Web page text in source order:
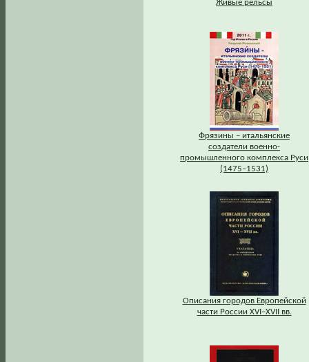
Живые рельсы
Фрязины – итальянские
создатели военно-
промышленного комплекса Руси
(1475–1531)
Описания городов Европейской
части России XVI–XVII вв.